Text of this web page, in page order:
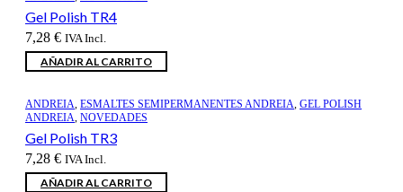
Gel Polish TR4
7,28 € IVA Incl.
AÑADIR AL CARRITO
ANDREIA, ESMALTES SEMIPERMANENTES ANDREIA, GEL POLISH
ANDREIA, NOVEDADES
Gel Polish TR3
7,28 € IVA Incl.
AÑADIR AL CARRITO